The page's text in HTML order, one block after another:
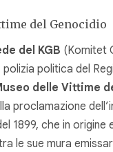
del Genocidio
del KGB (Komitet
polizia politica del
delle Vittime
proclamazione
1899, che in origine
le sue mura